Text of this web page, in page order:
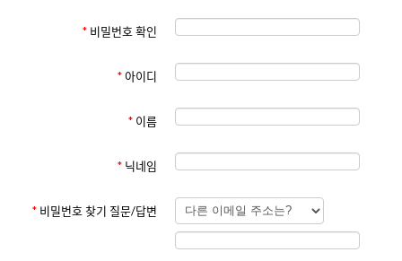
4. 알림 서비스
알림 수신 여부는 회원 설정 또는 앱 알림 설정에서 변경할 수 있습니다.
회원은 다음 행위를 해서는 안 됩니다:
불법적이거나 부적절한 콘텐츠의 게시
사이트의 정상적인 운영을 방해하는 행위
6. 부적절한 콘텐츠에 대한 조치
다른 이용자에게 불쾌감을 주는 콘텐츠 또는 게시판 성격에 맞지 않는 콘
텐츠를 게시하는 경우, 해당 콘텐츠는 관리자에 의해 사전 통보 없이 삭제
될 수 있습니다. 또한, 이러한 콘텐츠를 반복적으로 작성한 이용자는 사이
* 비밀번호 확인
*아이디
* 이름
* 닉네임
* 비밀번호 찾기 질문/답변